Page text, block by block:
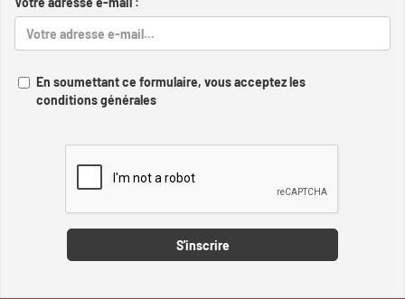
En soumettant ce formulaire, vous acceptez les
conditions générales
S'inscrire